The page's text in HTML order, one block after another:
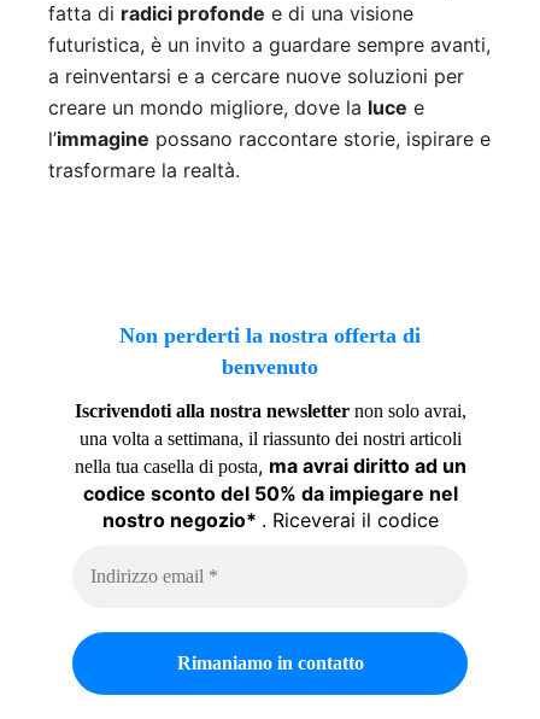
fatta di radici profonde e di una visione
futuristica, è un invito a guardare sempre avanti,
a reinventarsi e a cercare nuove soluzioni per
creare un mondo migliore, dove la luce e
l’immagine possano raccontare storie, ispirare e
trasformare la realtà.
Non perderti la nostra offerta di
benvenuto
Iscrivendoti alla nostra newsletternon solo avrai,
una volta a settimana, il riassunto dei nostri articoli
nella tua casella di posta, ma avrai diritto ad un
codice sconto del 50% da impiegare nel
nostro negozio* . Riceverai il codice